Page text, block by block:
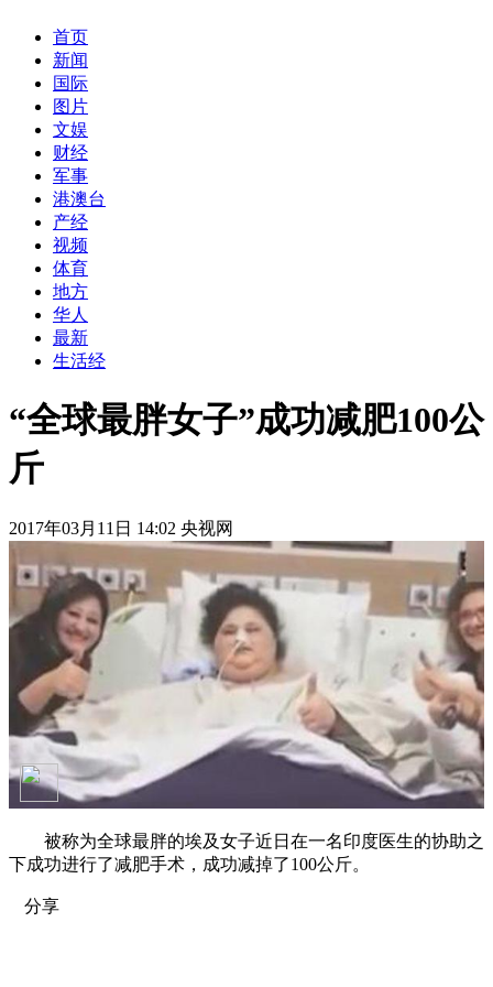
首页
新闻
国际
图片
文娱
财经
军事
港澳台
产经
视频
体育
地方
华人
最新
生活经
“全球最胖女子”成功减肥100公
斤
2017年03月11日 14:02 央视网
被称为全球最胖的埃及女子近日在一名印度医生的协助之
下成功进行了减肥手术，成功减掉了100公斤。
分享